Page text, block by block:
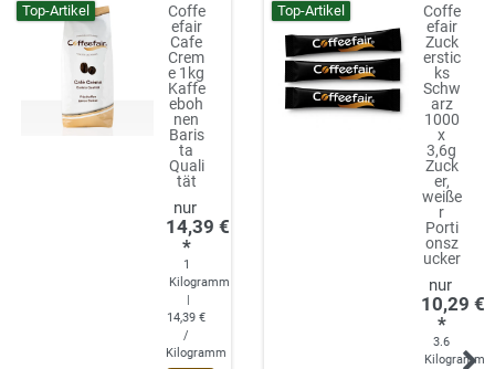
Top-Artikel
Coffe
efair
Cafe
Crem
e 1kg
Kaffe
eboh
nen
Baris
ta
Quali
tät
14,39 €
*
1
Kilogramm
|
14,39 €
/
Kilogramm
Top-Artikel
Coffe
efair
Zuck
erstic
ks
Schw
arz
1000
x
3,6g
Zuck
er,
weiße
r
Porti
onsz
ucker
10,29 €
*
3.6
Kilogramm